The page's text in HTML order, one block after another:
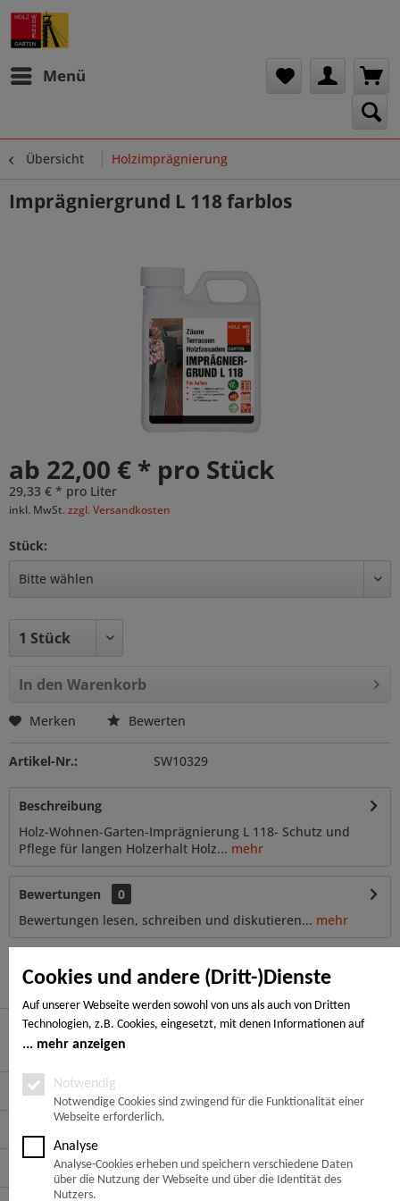
Cookies und andere (Dritt-)Dienste
Auf unserer Webseite werden sowohl von uns als auch von Dritten
Technologien, z.B. Cookies, eingesetzt, mit denen Informationen auf
Ihrem Endgerät gespeichert und/oder von Ihrem Endgerät abgerufen
Notwendige Cookies, Analyse-, Marketing- und Statistik-Cookies. Bei den
notwendigen Cookies handelt es sich um solche, die technisch notwendig
sind, um den von Ihnen gewünschten Dienst bereitzustellen, die übrigen
Cookies werden nur auf Grund einer von Ihnen erteilten Einwilligung
gesetzt. Die Einwilligung ist freiwillig. Personen, die das 16. Lebensjahr
noch nicht vollendet haben, benötigen die Zustimmung der
Sorgeberechtigten. Sie können Ihre Entscheidung jederzeit mit Wirkung
mehr anzeigen
Notwendig
Notwendige Cookies sind zwingend für die Funktionalität einer
Webseite erforderlich.
Analyse
Analyse-Cookies erheben und speichern verschiedene Daten
über die Nutzung der Webseite und über die Identität des
Nutzers.
Menü
Übersicht Holzimprägnierung
Imprägniergrund L 118 farblos
ab 22,00 € * pro Stück
29,33 € * pro Liter
inkl. MwSt. zzgl. Versandkosten
Stück:
In den Warenkorb
Merken Bewerten
Artikel-Nr.: SW10329
Beschreibung
Holz-Wohnen-Garten-Imprägnierung L 118- Schutz und
Pflege für langen Holzerhalt Holz... mehr
Bewertungen
0
Bewertungen lesen, schreiben und diskutieren... mehr
Ähnliche Artikel
Hier finden Sie uns
Service Hotline
Informationen